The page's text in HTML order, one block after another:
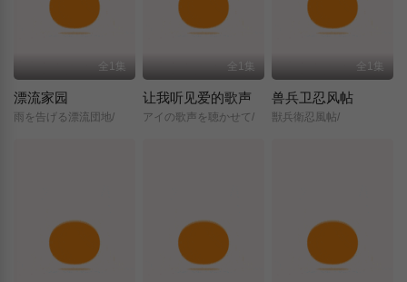
全1集
漂流家园
雨を告げる漂流団地/
全1集
让我听见爱的歌声
アイの歌声を聴かせて/
全1集
兽兵卫忍风帖
獣兵衛忍風帖/